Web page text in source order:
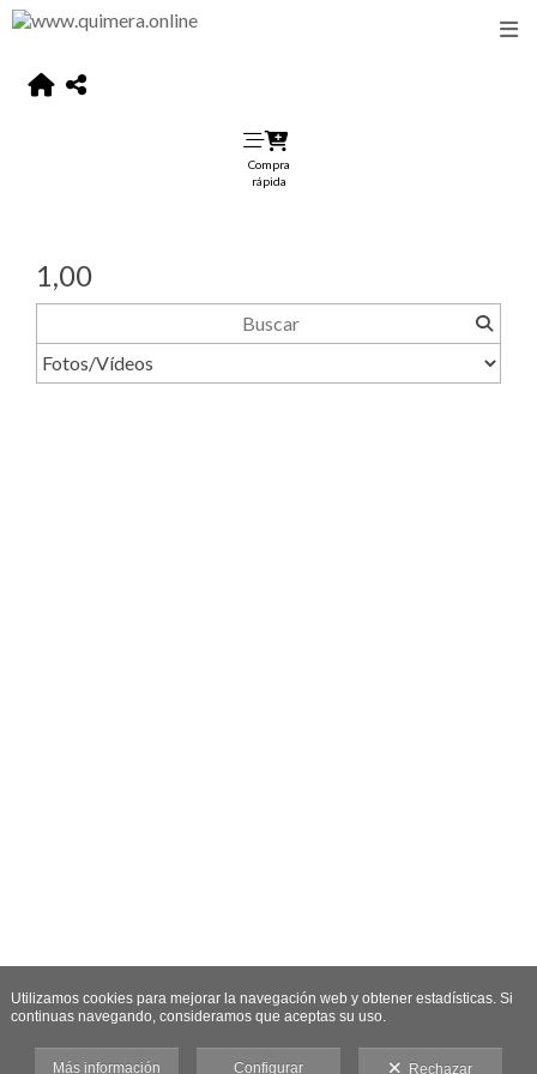
Compra
rápida
1,00
Utilizamos cookies para mejorar la navegación web y obtener estadísticas. Si
continuas navegando, consideramos que aceptas su uso.
Más información Configurar Rechazar